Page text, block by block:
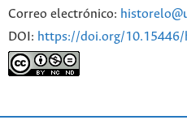
Correo electrónico:
DOI: https://doi.org/